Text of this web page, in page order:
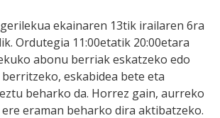
ekainaren 13tik irailaren 6ra
Ordutegia 11:00etatik 20:00etara
abonu berriak eskatzeko edo
eskabidea bete eta
beharko da. Horrez gain, aurreko
eraman beharko dira aktibatzeko.